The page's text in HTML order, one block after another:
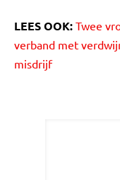
LEES OOK: Twee
verband met
misdrijf